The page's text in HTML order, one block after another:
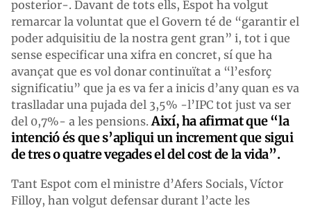
posterior-. Davant de tots ells, Espot ha volgut
remarcar la voluntat que el Govern té de “garantir el
poder adquisitiu de la nostra gent gran” i, tot i que
sense especificar una xifra en concret, sí que ha
avançat que es vol donar continuïtat a “l’esforç
significatiu” que ja es va fer a inicis d’any quan es va
traslladar una pujada del 3,5% -l’IPC tot just va ser
del 0,7%- a les pensions. Així, ha afirmat que “la
intenció és que s’apliqui un increment que sigui
de tres o quatre vegades el del cost de la vida”.
Tant Espot com el ministre d’Afers Socials, Víctor
Filloy, han volgut defensar durant l’acte les